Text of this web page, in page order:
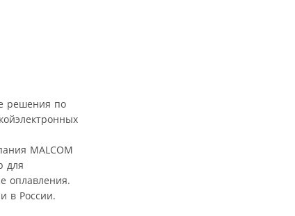
решения по
MALCOM
для
оплавления.
в России.